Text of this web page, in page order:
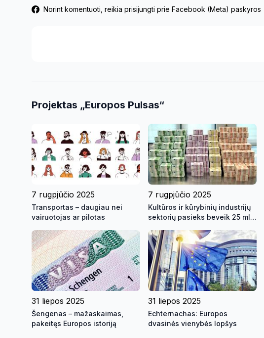
Norint komentuoti, reikia prisijungti prie Facebook (Meta) paskyros
Projektas „Europos Pulsas“
7 rugpjūčio 2025
Transportas – daugiau nei
vairuotojas ar pilotas
7 rugpjūčio 2025
Kultūros ir kūrybinių industrijų
sektorių pasieks beveik 25 mln.
31 liepos 2025
Šengenas – mažaskaimas,
pakeitęs Europos istoriją
31 liepos 2025
Echternachas: Europos
dvasinės vienybės lopšys